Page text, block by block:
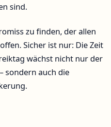
sind.
zu finden, der allen
Sicher ist nur: Die Zeit
wächst nicht nur der
sondern auch die